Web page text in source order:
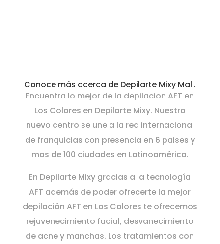
Conoce más acerca de Depilarte Mixy Mall.
Encuentra lo mejor de la depilacion AFT en
Los Colores en Depilarte Mixy. Nuestro
nuevo centro se une a la red internacional
de franquicias con presencia en 6 paises y
mas de 100 ciudades en Latinoamérica.
En Depilarte Mixy gracias a la tecnología
AFT además de poder ofrecerte la mejor
depilación AFT en Los Colores te ofrecemos
rejuvenecimiento facial, desvanecimiento
de acne y manchas. Los tratamientos con